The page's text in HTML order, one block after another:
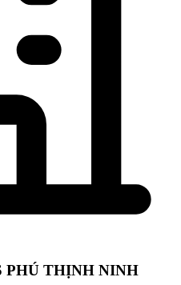
PHÚ THỊNH NINH